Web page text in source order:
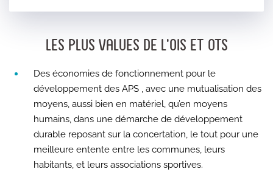
Les plus values de l’OIS et OTS
Des économies de fonctionnement pour le
développement des APS , avec une mutualisation des
moyens, aussi bien en matériel, qu’en moyens
humains, dans une démarche de développement
durable reposant sur la concertation, le tout pour une
meilleure entente entre les communes, leurs
habitants, et leurs associations sportives.